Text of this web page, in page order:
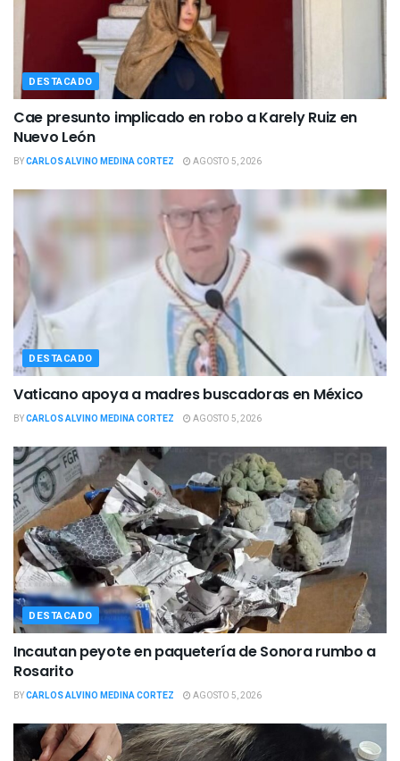
DESTACADO
Cae presunto implicado en robo a Karely Ruiz en
Nuevo León
BYCARLOS ALVINO MEDINA CORTEZ AGOSTO 5, 2026
DESTACADO
Vaticano apoya a madres buscadoras en México
BYCARLOS ALVINO MEDINA CORTEZ AGOSTO 5, 2026
DESTACADO
Incautan peyote en paquetería de Sonora rumbo a
Rosarito
BYCARLOS ALVINO MEDINA CORTEZ AGOSTO 5, 2026